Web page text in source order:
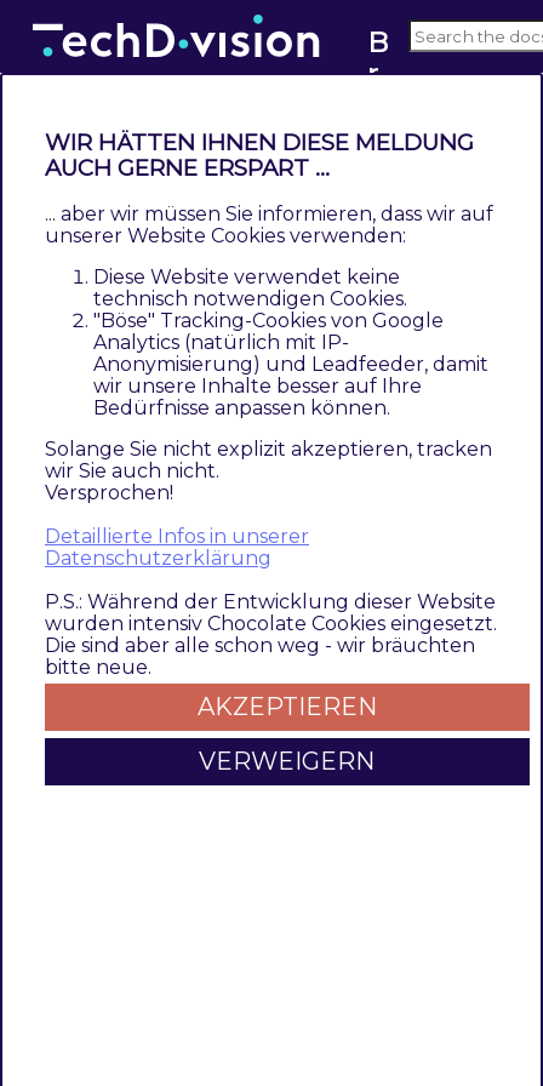
B
r
n
Changelog
Brand
2.0.0
Magento 2.4 Compatibility (TDMET-577)
Update composer dependency
information
Update test routines
Fix and upgrade configuration functions
Basic refactoring (Strict-Types, HTML-
1.0.6
Update Readme and Documentation
1.0.5
Update Readme and Documentation
WIR HÄTTEN IHNEN DIESE MELDUNG
AUCH GERNE ERSPART ...
... aber wir müssen Sie informieren, dass wir auf
unserer Website Cookies verwenden:
Diese Website verwendet keine
technisch notwendigen Cookies.
"Böse" Tracking-Cookies von Google
Analytics (natürlich mit IP-
Anonymisierung) und Leadfeeder, damit
wir unsere Inhalte besser auf Ihre
Bedürfnisse anpassen können.
Solange Sie nicht explizit akzeptieren, tracken
wir Sie auch nicht.
Versprochen!
Detaillierte Infos in unserer
Datenschutzerklärung
P.S.: Während der Entwicklung dieser Website
wurden intensiv Chocolate Cookies eingesetzt.
Die sind aber alle schon weg - wir bräuchten
bitte neue.
AKZEPTIEREN
VERWEIGERN